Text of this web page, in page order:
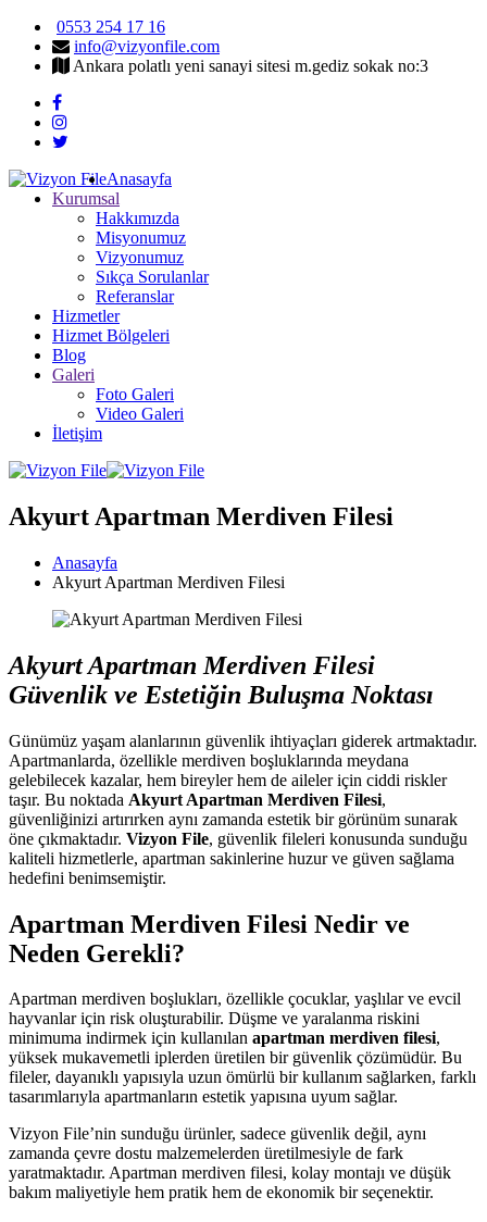
0553 254 17 16
info@vizyonfile.com
Ankara polatlı yeni sanayi sitesi m.gediz sokak no:3
Anasayfa
Kurumsal
Hakkımızda
Misyonumuz
Vizyonumuz
Sıkça Sorulanlar
Referanslar
Hizmetler
Hizmet Bölgeleri
Blog
Galeri
Foto Galeri
Video Galeri
İletişim
Akyurt Apartman Merdiven Filesi
Anasayfa
Akyurt Apartman Merdiven Filesi
Akyurt Apartman Merdiven Filesi
Güvenlik ve Estetiğin Buluşma Noktası
Günümüz yaşam alanlarının güvenlik ihtiyaçları giderek artmaktadır.
Apartmanlarda, özellikle merdiven boşluklarında meydana
gelebilecek kazalar, hem bireyler hem de aileler için ciddi riskler
taşır. Bu noktada Akyurt Apartman Merdiven Filesi,
güvenliğinizi artırırken aynı zamanda estetik bir görünüm sunarak
öne çıkmaktadır. Vizyon File, güvenlik fileleri konusunda sunduğu
kaliteli hizmetlerle, apartman sakinlerine huzur ve güven sağlama
hedefini benimsemiştir.
Apartman Merdiven Filesi Nedir ve
Neden Gerekli?
Apartman merdiven boşlukları, özellikle çocuklar, yaşlılar ve evcil
hayvanlar için risk oluşturabilir. Düşme ve yaralanma riskini
minimuma indirmek için kullanılan apartman merdiven filesi,
yüksek mukavemetli iplerden üretilen bir güvenlik çözümüdür. Bu
fileler, dayanıklı yapısıyla uzun ömürlü bir kullanım sağlarken, farklı
tasarımlarıyla apartmanların estetik yapısına uyum sağlar.
Vizyon File’nin sunduğu ürünler, sadece güvenlik değil, aynı
zamanda çevre dostu malzemelerden üretilmesiyle de fark
yaratmaktadır. Apartman merdiven filesi, kolay montajı ve düşük
bakım maliyetiyle hem pratik hem de ekonomik bir seçenektir.